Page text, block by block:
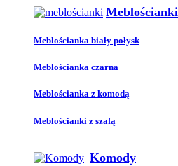
Meblościanki
Meblościanka biały połysk
Meblościanka czarna
Meblościanka z komodą
Meblościanki z szafą
Komody